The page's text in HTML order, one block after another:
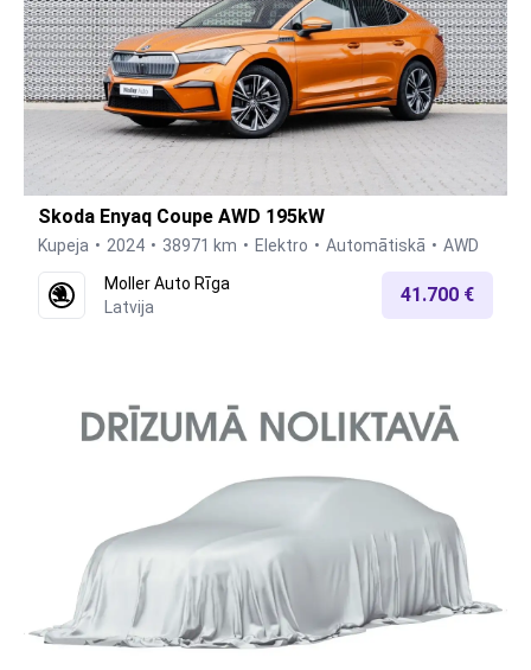
Skoda Enyaq Coupe AWD 195kW
Kupeja 2024 38971 km Elektro Automātiskā
AWD
Moller Auto Rīga
Latvija
41.700 €